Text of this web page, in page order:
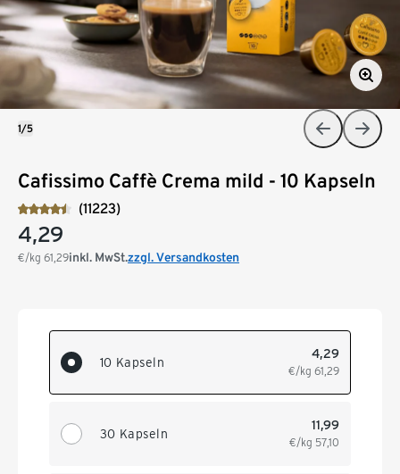
Cafissimo Caffè Crema mild - 10 Kapseln
(11223)
4,29
€/kg 61,29inkl. MwSt.zzgl. Versandkosten
10 Kapseln
4,29
€/kg 61,29
30 Kapseln
11,99
€/kg 57,10
1/5